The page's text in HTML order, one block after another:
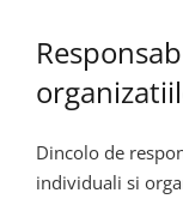
Dincolo de
individuali si